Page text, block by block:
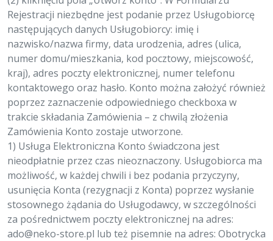
Rejestracji niezbędne jest podanie przez Usługobiorcę
następujących danych Usługobiorcy: imię i
nazwisko/nazwa firmy, data urodzenia, adres (ulica,
numer domu/mieszkania, kod pocztowy, miejscowość,
kraj), adres poczty elektronicznej, numer telefonu
kontaktowego oraz hasło. Konto można założyć również
poprzez zaznaczenie odpowiedniego checkboxa w
trakcie składania Zamówienia – z chwilą złożenia
Zamówienia Konto zostaje utworzone.
1) Usługa Elektroniczna Konto świadczona jest
nieodpłatnie przez czas nieoznaczony. Usługobiorca ma
możliwość, w każdej chwili i bez podania przyczyny,
usunięcia Konta (rezygnacji z Konta) poprzez wysłanie
stosownego żądania do Usługodawcy, w szczególności
za pośrednictwem poczty elektronicznej na adres:
ado@neko-store.pl lub też pisemnie na adres: Obotrycka